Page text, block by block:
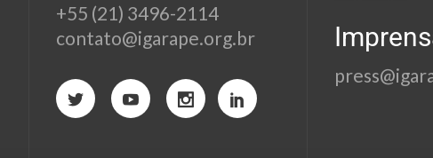
+55 (21) 3496-2114
contato@igarape.org.br